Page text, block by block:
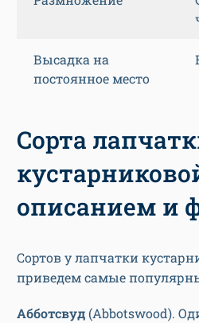
Высадка на
постоянное место
Сорта
описанием и
Сортов у лапчатки
приведем самые
Абботсвуд (Abbotswood).